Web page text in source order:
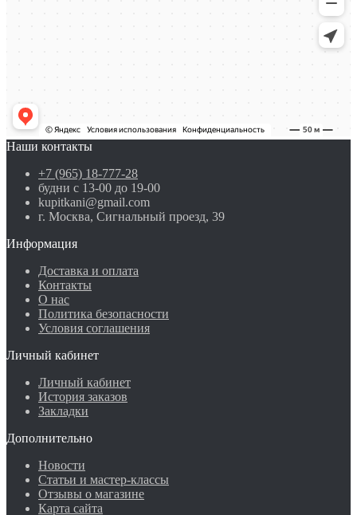
Наши контакты
+7 (965) 18-777-28
будни с 13-00 до 19-00
kupitkani@gmail.com
г. Москва, Сигнальный проезд, 39
Информация
Доставка и оплата
Контакты
О нас
Политика безопасности
Условия соглашения
Личный кабинет
Личный кабинет
История заказов
Закладки
Дополнительно
Новости
Статьи и мастер-классы
Отзывы о магазине
Карта сайта